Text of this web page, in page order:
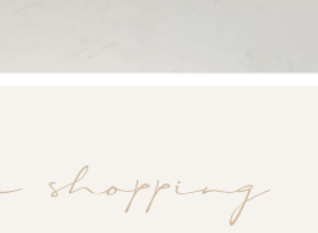
shopping